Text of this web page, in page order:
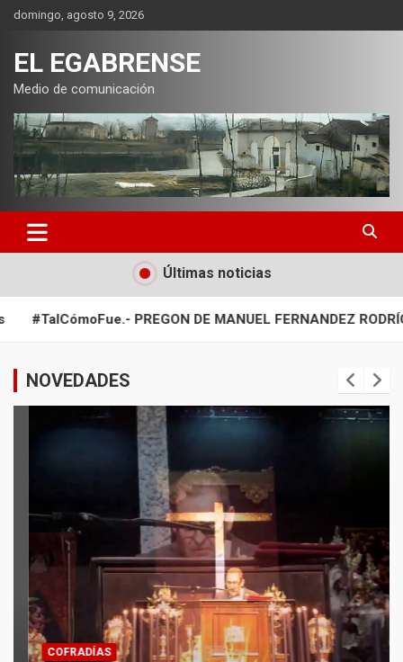
Saltardomingo, agosto 9, 2026
EL EGABRENSE
Medio de comunicación
Últimas noticias
DE MANUEL FERNANDEZ RODRÍGUEZ EN EL AÑO
NOVEDADES
COFRADÍAS